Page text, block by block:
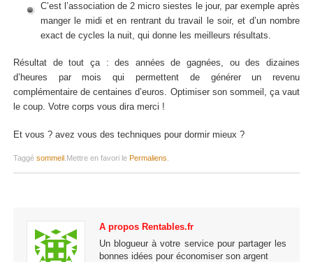
C’est l’association de 2 micro siestes le jour, par exemple après
manger le midi et en rentrant du travail le soir, et d’un nombre
exact de cycles la nuit, qui donne les meilleurs résultats.
Résultat de tout ça : des années de gagnées, ou des dizaines
d’heures par mois qui permettent de générer un revenu
complémentaire de centaines d’euros. Optimiser son sommeil, ça vaut
le coup. Votre corps vous dira merci !
Et vous ? avez vous des techniques pour dormir mieux ?
Taggé sommeil. Mettre en favori le Permaliens
A propos Rentables.fr
Un blogueur à votre service pour partager les
bonnes idées pour économiser son argent